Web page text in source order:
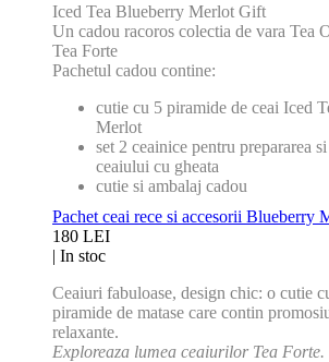
Iced Tea Blueberry Merlot Gift
Un cadou racoros colectia de vara Tea
Tea Forte
Pachetul cadou contine:
cutie cu 5 piramide de ceai Iced
Merlot
set 2 ceainice pentru prepararea
ceaiului cu gheata
cutie si ambalaj cadou
Pachet ceai rece si accesorii Blueberry
180 LEI
| In stoc
Ceaiuri fabuloase, design chic: o cutie
piramide de matase care contin
relaxante.
Exploreaza lumea ceaiurilor Tea Forte.